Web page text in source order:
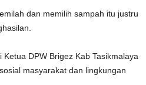
dan memilih sampah itu justru
DPW Brigez Kab Tasikmalaya
masyarakat dan lingkungan